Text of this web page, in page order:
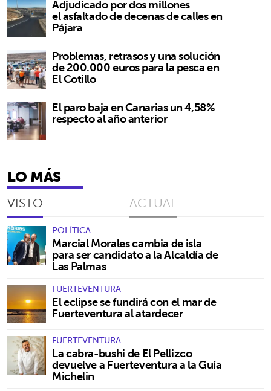
Adjudicado por dos millones
el asfaltado de decenas de calles en
Pájara
Problemas, retrasos y una solución
de 200.000 euros para la pesca en
El Cotillo
El paro baja en Canarias un 4,58%
respecto al año anterior
LO MÁS
VISTO ACTUAL
POLÍTICA
Marcial Morales cambia de isla
para ser candidato a la Alcaldía de
Las Palmas
FUERTEVENTURA
El eclipse se fundirá con el mar de
Fuerteventura al atardecer
FUERTEVENTURA
La cabra-bushi de El Pellizco
devuelve a Fuerteventura a la Guía
Michelin